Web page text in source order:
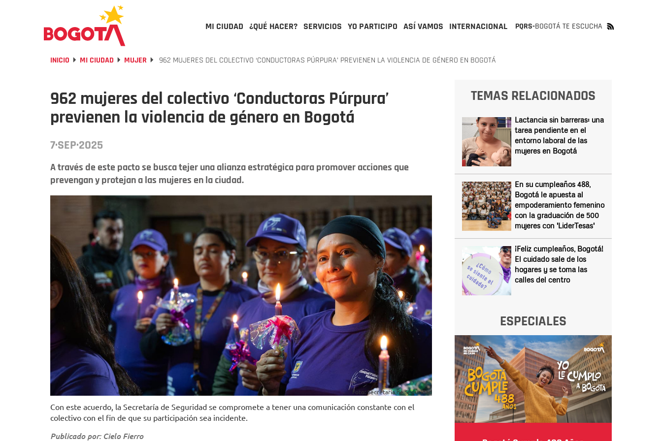
MI CIUDAD ¿QUÉ HACER? SERVICIOS YO PARTICIPO ASÍ VAMOS INTERNACIONAL PQRS-BOGOTÁ TE ESCUCHA
INICIO MI CIUDAD MUJER 962 MUJERES DEL COLECTIVO ‘CONDUCTORAS PÚRPURA’ PREVIENEN LA VIOLENCIA DE GÉNERO EN BOGOTÁ
962 mujeres del colectivo ‘Conductoras Púrpura’
previenen la violencia de género en Bogotá
7·SEP·2025
A través de este pacto se busca tejer una alianza estratégica para promover acciones que
prevengan y protejan a las mujeres en la ciudad.
Foto: Secretaría de Seguridad
Con este acuerdo, la Secretaría de Seguridad se compromete a tener una comunicación constante con el
colectivo con el fin de que su participación sea incidente.
Publicado por: Cielo Fierro
TEMAS RELACIONADOS
Lactancia sin barreras: una
tarea pendiente en el
entorno laboral de las
mujeres en Bogotá
En su cumpleaños 488,
Bogotá le apuesta al
empoderamiento femenino
con la graduación de 500
mujeres con 'LiderTesas'
¡Feliz cumpleaños, Bogotá!
El cuidado sale de los
hogares y se toma las
calles del centro
ESPECIALES